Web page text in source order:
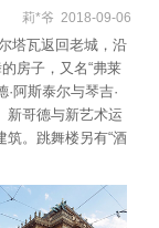
莉*爷 2018-09-06
塔瓦返回老城，沿
房子，又名“弗莱
阿斯泰尔与琴吉·
新哥德与新艺术运
。跳舞楼另有“酒